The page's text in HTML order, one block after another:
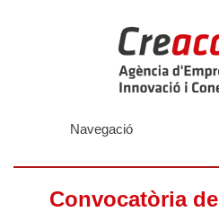
Navegació
Convocatòria de